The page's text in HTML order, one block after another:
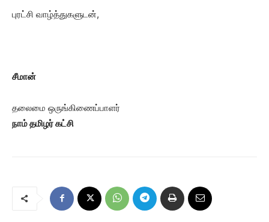
புரட்சி வாழ்த்துகளுடன்,
சீமான்
தலைமை ஒருங்கிணைப்பாளர்
நாம் தமிழர் கட்சி